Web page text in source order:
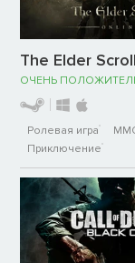
The Elder
ОЧЕНЬ
Ролевая игра
Приключение